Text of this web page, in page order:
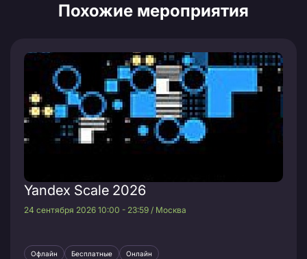
Похожие мероприятия
Yandex Scale 2026
24 сентября 2026 10:00 - 23:59 / Москва
Офлайн Бесплатные Онлайн